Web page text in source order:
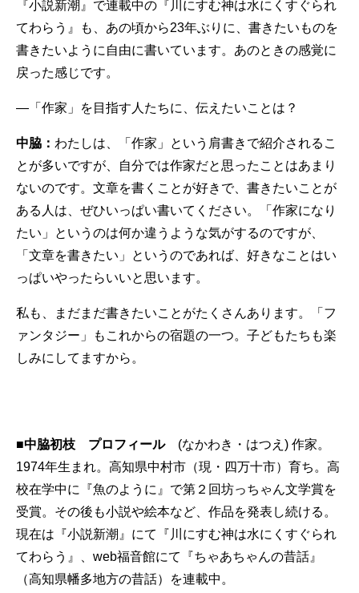
『小説新潮』で連載中の『川にすむ神は水にくすぐられ
てわらう』も、あの頃から23年ぶりに、書きたいものを
書きたいように自由に書いています。あのときの感覚に
戻った感じです。
—「作家」を目指す人たちに、伝えたいことは？
中脇： わたしは、「作家」という肩書きで紹介されるこ
とが多いですが、自分では作家だと思ったことはあまり
ないのです。文章を書くことが好きで、書きたいことが
ある人は、ぜひいっぱい書いてください。「作家になり
たい」というのは何か違うような気がするのですが、
「文章を書きたい」というのであれば、好きなことはい
っぱいやったらいいと思います。
私も、まだまだ書きたいことがたくさんあります。「フ
ァンタジー」もこれからの宿題の一つ。子どもたちも楽
しみにしてますから。
■中脇初枝 プロフィール(なかわき・はつえ) 作家。
1974年生まれ。高知県中村市（現・四万十市）育ち。高
校在学中に『魚のように』で第２回坊っちゃん文学賞を
受賞。その後も小説や絵本など、作品を発表し続ける。
現在は『小説新潮』にて『川にすむ神は水にくすぐられ
てわらう』、 web福音館にて『ちゃあちゃんの昔話』
（高知県幡多地方の昔話）を連載中。